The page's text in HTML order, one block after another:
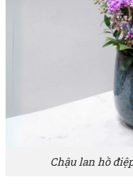
Chậu lan hồ